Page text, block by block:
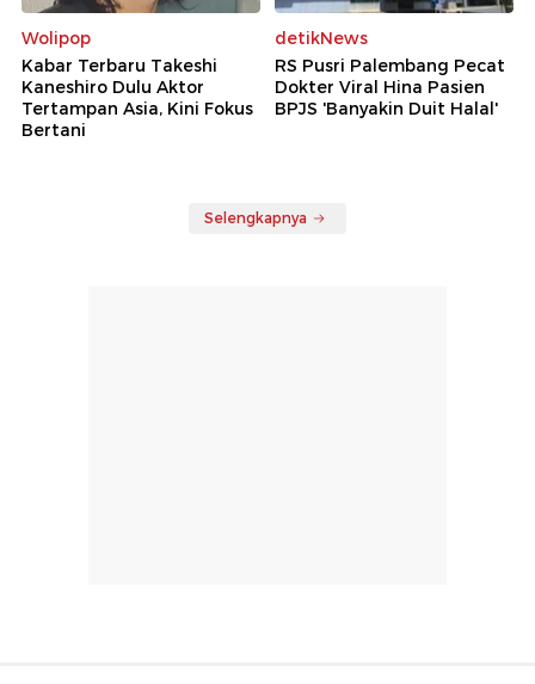
Wolipop
Kabar Terbaru Takeshi
Kaneshiro Dulu Aktor
Tertampan Asia, Kini Fokus
Bertani
detikNews
RS Pusri Palembang Pecat
Dokter Viral Hina Pasien
BPJS 'Banyakin Duit Halal'
Selengkapnya